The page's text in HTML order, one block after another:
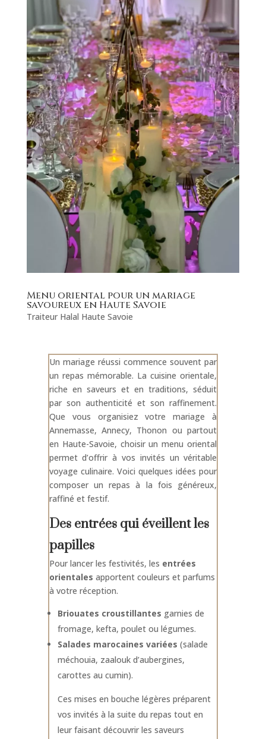
Menu oriental pour un mariage
savoureux en Haute Savoie
Traiteur Halal Haute Savoie
Un mariage réussi commence souvent par
un repas mémorable. La cuisine orientale,
riche en saveurs et en traditions, séduit
par son authenticité et son raffinement.
Que vous organisiez votre mariage à
Annemasse, Annecy, Thonon ou partout
en Haute-Savoie, choisir un menu oriental
permet d’offrir à vos invités un véritable
voyage culinaire. Voici quelques idées pour
composer un repas à la fois généreux,
raffiné et festif.
Des entrées qui éveillent les
papilles
Pour lancer les festivités, les entrées
orientales apportent couleurs et parfums
à votre réception.
Briouates croustillantes garnies de
fromage, kefta, poulet ou légumes.
Salades marocaines variées (salade
méchouia, zaalouk d’aubergines,
carottes au cumin).
Ces mises en bouche légères préparent
vos invités à la suite du repas tout en
leur faisant découvrir les saveurs